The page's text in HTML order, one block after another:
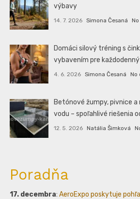
výbavy
14. 7. 2026 Simona Česaná
Domáci silový tréning s
vybavením pre
4. 6. 2026 Simona Česaná No
Betónové žumpy, pivnice a
vodu – spoľahlivé riešenia
12. 5. 2026 Natália Šimková
Poradňa
17. decembra: AeroExpo poskytuje